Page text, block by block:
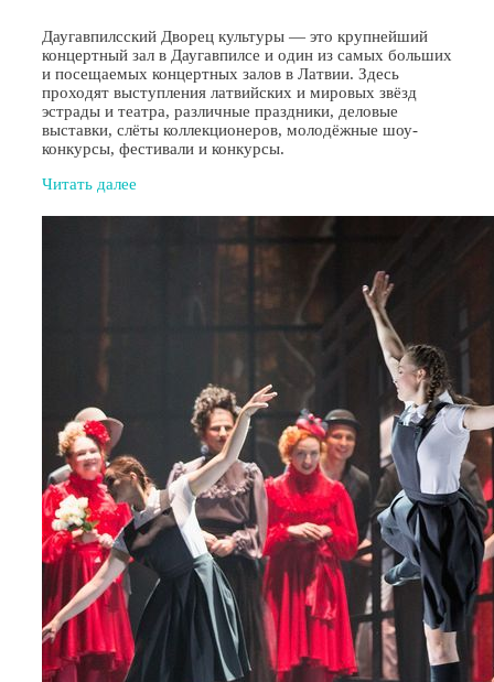
Даугавпилсский Дворец культуры — это крупнейший
концертный зал в Даугавпилсе и один из самых больших
и посещаемых концертных залов в Латвии. Здесь
проходят выступления латвийских и мировых звёзд
эстрады и театра, различные праздники, деловые
выставки, слёты коллекционеров, молодёжные шоу-
конкурсы, фестивали и конкурсы.
Читать далее